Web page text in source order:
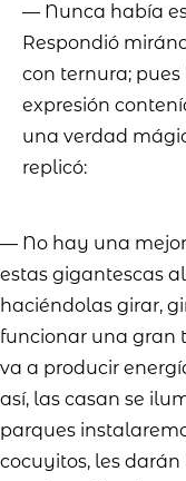
— Nunca había
Respondió
con ternura;
expresión
una verdad
replicó:
— No hay una
estas gigantescas
haciéndolas girar,
funcionar una gran
va a producir
así, las casan se
parques
cocuyitos, les